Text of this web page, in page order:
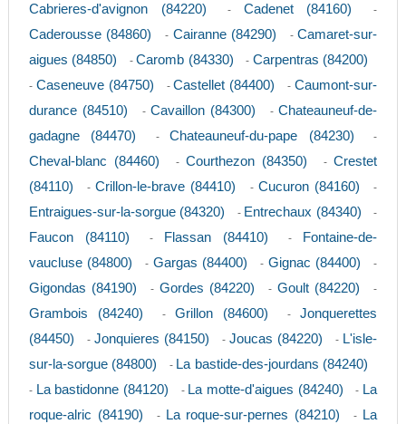
Cabrieres-d'avignon (84220) - Cadenet (84160) -
Caderousse (84860) - Cairanne (84290) -Camaret-sur-
aigues (84850)
-Caromb (84330) - Carpentras (84200)
- Caseneuve (84750) -Castellet (84400) -Caumont-sur-
durance (84510)
-Cavaillon (84300) -Chateauneuf-de-
gadagne (84470)
-Chateauneuf-du-pape (84230) -
Cheval-blanc (84460) -Courthezon (84350) -Crestet
(84110)
-Crillon-le-brave (84410) - Cucuron (84160) -
Entraigues-sur-la-sorgue (84320) - Entrechaux (84340) -
Faucon (84110) - Flassan (84410) -
Fontaine-de-
vaucluse (84800)
- Gargas (84400) - Gignac (84400) -
Gigondas (84190) - Gordes (84220) - Goult (84220) -
Grambois (84240) -Grillon (84600) -Jonquerettes
(84450)
- Jonquieres (84150) -Joucas (84220) - L'isle-
sur-la-sorgue (84800)
- La bastide-des-jourdans (84240)
- La bastidonne (84120) - La motte-d'aigues (84240) - La
roque-alric (84190)
- La roque-sur-pernes (84210) - La